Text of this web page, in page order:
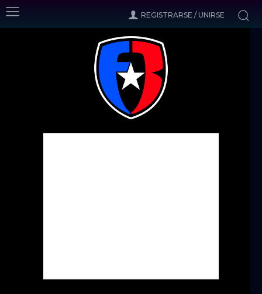
REGISTRARSE / UNIRSE